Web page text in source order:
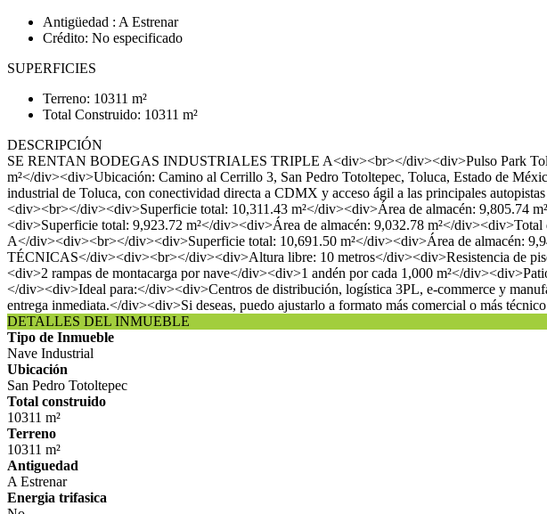
Antigüedad : A Estrenar
Crédito: No especificado
SUPERFICIES
Terreno: 10311 m²
Total Construido: 10311 m²
DESCRIPCIÓN
SE RENTAN BODEGAS INDUSTRIALES TRIPLE A<div><br></div><div>Pulso Park
m²</div><div>Ubicación: Camino al Cerrillo 3, San Pedro Totoltepec, Toluca, Estado de
industrial de Toluca, con conectividad directa a CDMX y acceso ágil a las principales
<div><br></div><div>Superficie total: 10,311.43 m²</div><div>Área de almacén:
<div>Superficie total: 9,923.72 m²</div><div>Área de almacén: 9,032.78 m²</
A</div><div><br></div><div>Superficie total: 10,691.50 m²</div><div>Área de almacén:
TÉCNICAS</div><div><br></div><div>Altura libre: 10 metros</div><div>Resistencia de
<div>2 rampas de montacarga por nave</div><div>1 andén por cada 1,000 m²</
</div><div>Ideal para:</div><div>Centros de distribución, logística 3PL, e-commerce y
entrega inmediata.</div><div>Si deseas, puedo ajustarlo a formato más comercial o más
DETALLES DEL INMUEBLE
Tipo de Inmueble
Nave Industrial
Ubicación
San Pedro Totoltepec
Total construido
10311 m²
Terreno
10311 m²
Antiguedad
A Estrenar
Energia trifasica